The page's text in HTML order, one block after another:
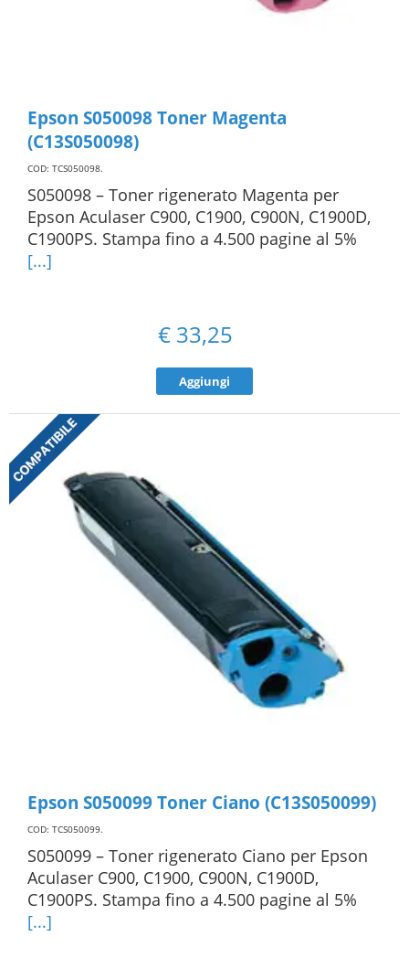
Epson S050098 Toner Magenta
(C13S050098)
COD: TCS050098.
S050098 – Toner rigenerato Magenta per
Epson Aculaser C900, C1900, C900N, C1900D,
C1900PS. Stampa fino a 4.500 pagine al 5%
[...]
€ 33,25
Aggiungi
Epson S050099 Toner Ciano (C13S050099)
COD: TCS050099.
S050099 – Toner rigenerato Ciano per Epson
Aculaser C900, C1900, C900N, C1900D,
C1900PS. Stampa fino a 4.500 pagine al 5%
[...]